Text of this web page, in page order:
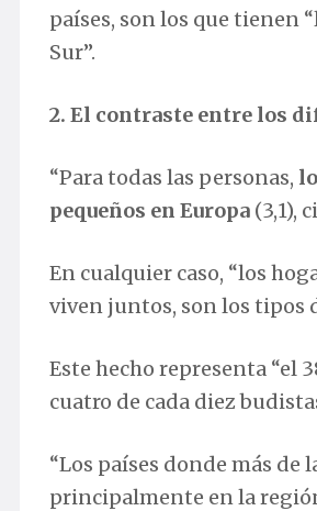
países, son los que tienen
Sur”.
2. El contraste entre los
“Para todas las personas,
pequeños en Europa (3,1),
En cualquier caso, “los
viven juntos, son los tipos
Este hecho representa “el
cuatro de cada diez
“Los países donde más
principalmente en la